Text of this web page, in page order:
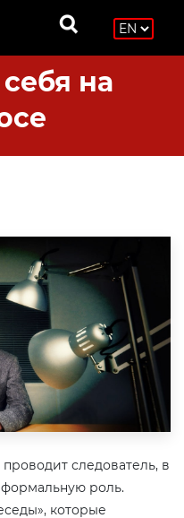
на
следователь, в
роль.
которые